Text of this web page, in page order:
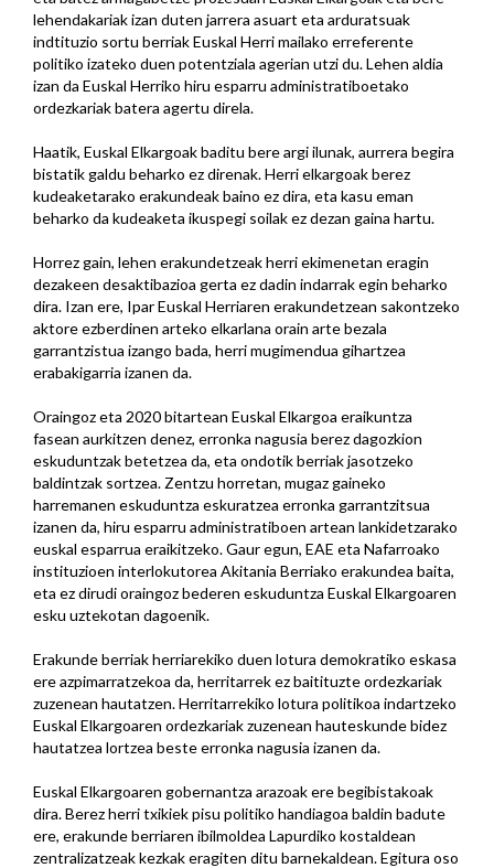
lehendakariak izan duten jarrera asuart eta arduratsuak
indtituzio sortu berriak Euskal Herri mailako erreferente
politiko izateko duen potentziala agerian utzi du. Lehen aldia
izan da Euskal Herriko hiru esparru administratiboetako
ordezkariak batera agertu direla.
Haatik, Euskal Elkargoak baditu bere argi ilunak, aurrera begira
bistatik galdu beharko ez direnak. Herri elkargoak berez
kudeaketarako erakundeak baino ez dira, eta kasu eman
beharko da kudeaketa ikuspegi soilak ez dezan gaina hartu.
Horrez gain, lehen erakundetzeak herri ekimenetan eragin
dezakeen desaktibazioa gerta ez dadin indarrak egin beharko
dira. Izan ere, Ipar Euskal Herriaren erakundetzean sakontzeko
aktore ezberdinen arteko elkarlana orain arte bezala
garrantzistua izango bada, herri mugimendua gihartzea
erabakigarria izanen da.
Oraingoz eta 2020 bitartean Euskal Elkargoa eraikuntza
fasean aurkitzen denez, erronka nagusia berez dagozkion
eskuduntzak betetzea da, eta ondotik berriak jasotzeko
baldintzak sortzea. Zentzu horretan, mugaz gaineko
harremanen eskuduntza eskuratzea erronka garrantzitsua
izanen da, hiru esparru administratiboen artean lankidetzarako
euskal esparrua eraikitzeko. Gaur egun, EAE eta Nafarroako
instituzioen interlokutorea Akitania Berriako erakundea baita,
eta ez dirudi oraingoz bederen eskuduntza Euskal Elkargoaren
esku uztekotan dagoenik.
Erakunde berriak herriarekiko duen lotura demokratiko eskasa
ere azpimarratzekoa da, herritarrek ez baitituzte ordezkariak
zuzenean hautatzen. Herritarrekiko lotura politikoa indartzeko
Euskal Elkargoaren ordezkariak zuzenean hauteskunde bidez
hautatzea lortzea beste erronka nagusia izanen da.
Euskal Elkargoaren gobernantza arazoak ere begibistakoak
dira. Berez herri txikiek pisu politiko handiagoa baldin badute
ere, erakunde berriaren ibilmoldea Lapurdiko kostaldean
zentralizatzeak kezkak eragiten ditu barnekaldean. Egitura oso